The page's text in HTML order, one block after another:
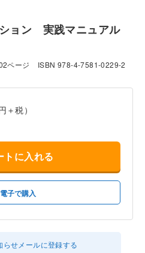
ョン 実践マニュアル
ページ ISBN 978-4-7581-0229-2
＋税）
トに入れる
電子で購入
らせメールに登録する